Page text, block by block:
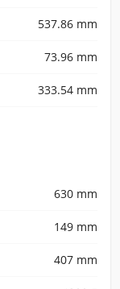
537.86 mm
73.96 mm
333.54 mm
630 mm
149 mm
407 mm